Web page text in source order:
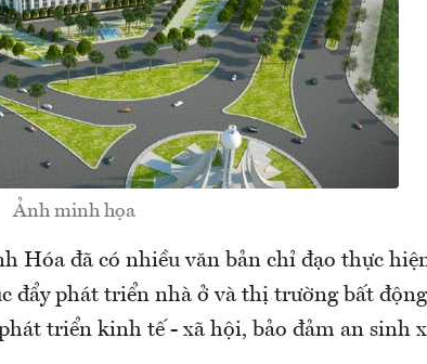
Ảnh minh họa
Hóa đã có nhiều văn bản chỉ đạo thực
đẩy phát triển nhà ở và thị trường bất động
triển kinh tế - xã hội, bảo đảm an sinh